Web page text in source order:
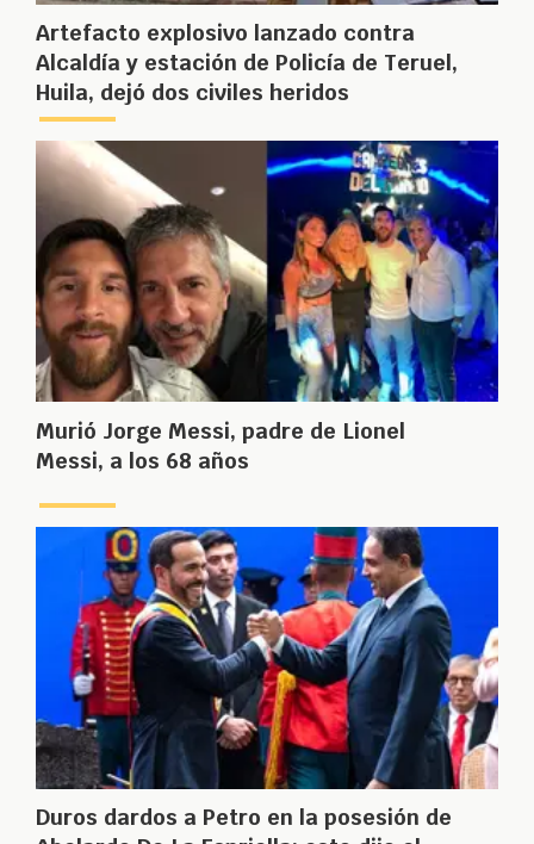
Artefacto explosivo lanzado contra
Alcaldía y estación de Policía de Teruel,
Huila, dejó dos civiles heridos
Murió Jorge Messi, padre de Lionel
Messi, a los 68 años
Duros dardos a Petro en la posesión de